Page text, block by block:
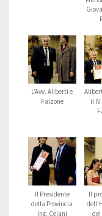
L’Avv. Aliberti e
Falzone
il
Il Presidente
della Provincia
Ing. Celani
Il